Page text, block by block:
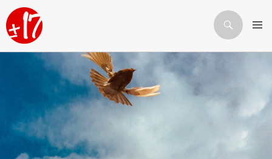
Որոնում
ԱՆՑՆԵԼ ԲՈՎԱՆԴԱԿՈՒԹՅԱՆԸ